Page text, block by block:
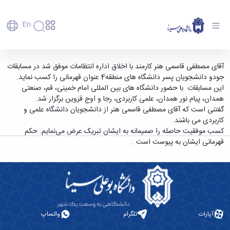
En
دانشگاه
تاریخچه
و
معرفی
برنامه
راهبردی
دانشگاه
نقشه
دانشگاه
ساختار
ریاست
آموزش
پذیرش
کارشناسی
تحصیلات
تکمیلی
پسا
دکترا
استعدادهای
درخشان
دانشجویان
حمایت‌های
پژوهش
فناوری و
کارآفرینی
دفتر
ارتباط
با
صنعت
پردیس
و فناوری
پژوهشکده
دانشکده‌ها
پردیس
اصلی
مهندسی
کشاورزی
شیمی
و
نفت
و
رفاهی
رفاهی
پرسنل
اداره
رفاه
کارکنان
دانشگاه
دانشجویان
اعضای
هیأت
علمی
کارکنان
دانشجویان
التحصیلان
انجمن‌های
بسنا
پیشخوان
کسب مقام قهرمانی در رشته جودو توسط کارمند
اداره انتظامات دانشگاه - دانشگاه بوعلی سینا
همدان
آقای مصطفی قاسمی هنر کارمند با اخلاق اداره انتظامات موفق شد در مسابقات
جودو دانشجویان پسر دانشگاه های منطقه4 عنوان قهرمانی را کسب نماید.
این مسابقات با حضور دانشگاه های بین المللی امام خمینی، قم، صنعتی
همدان، پیام نور همدان، علمی کاربردی، رجا و اوج قزوین برگزار شد.
گفتنی است که آقای مصطفی قاسمی هنر از دانشجویان دانشگاه علمی و
کاربردی می باشند.
کسب موفقیت حاصله را صمیمانه به ایشان تبریک عرض می‌نمایم. حکم
قهرمانی ایشان به پیوست است .
آپارات تلگرام واتساپ